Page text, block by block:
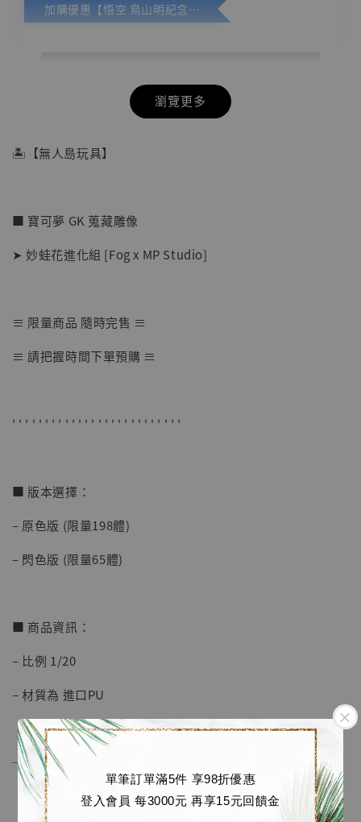
單筆訂單滿5件 享98折優惠
登入會員 每3000元 再享15元回饋金
加購優惠【悟空 鳥山明紀念款 [奇蹟工作室]】
【店內現貨】七龍珠 系列蒐藏雕像 悟空 鳥山
NT$ 5,580
瀏覽更多
🏝【無人島玩具】
■ 寶可夢 GK 蒐藏雕像
➤ 妙蛙花進化組 [Fog x MP Studio]
≡ 限量商品 隨時完售 ≡
≡ 請把握時間下單預購 ≡
' ' ' ' ' ' ' ' ' ' ' ' ' ' ' ' ' ' ' ' ' ' ' ' ' '
■ 版本選擇：
– 原色版 (限量198體)
– 閃色版 (限量65體)
■ 商品資訊：
– 比例 1/20
– 材質為 進口PU
──────────────